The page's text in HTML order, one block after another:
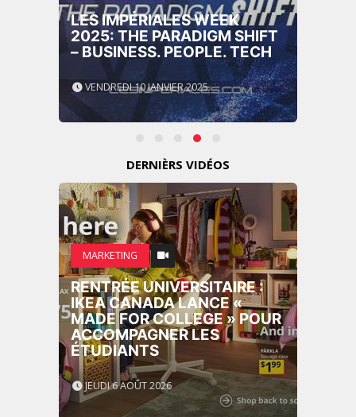
LES IMPÉRIALES WEEK
2025: THE PARADIGM SHIFT
– BUSINESS. PEOPLE. TECH
VENDREDI 10 JANVIER 2025
DERNIÈRS VIDÉOS
MARKETING
RENTRÉE UNIVERSITAIRE :
IKEA CANADA LANCE «
MADE FOR COLLEGE » POUR
ACCOMPAGNER LES
ÉTUDIANTS
JEUDI 6 AOÛT 2026